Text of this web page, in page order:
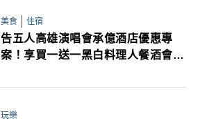
美食 住宿
告五人高雄演唱會承億酒店優惠專
案！享買一送一黑白料理人餐酒會特
玩樂